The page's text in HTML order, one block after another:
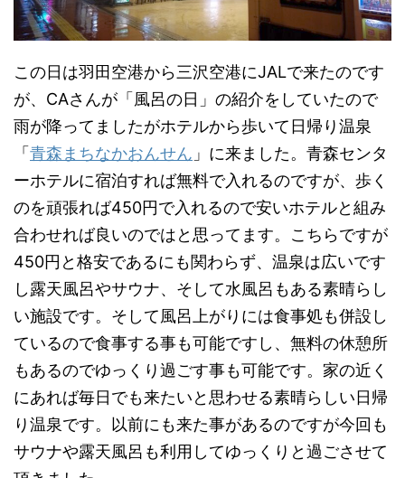
この日は羽田空港から三沢空港にJALで来たのです
が、CAさんが「風呂の日」の紹介をしていたので
雨が降ってましたがホテルから歩いて日帰り温泉
「 青森まちなかおんせん 」に来ました。青森センタ
ーホテルに宿泊すれば無料で入れるのですが、歩く
のを頑張れば450円で入れるので安いホテルと組み
合わせれば良いのではと思ってます。こちらですが
450円と格安であるにも関わらず、温泉は広いです
し露天風呂やサウナ、そして水風呂もある素晴らし
い施設です。そして風呂上がりには食事処も併設し
ているので食事する事も可能ですし、無料の休憩所
もあるのでゆっくり過ごす事も可能です。家の近く
にあれば毎日でも来たいと思わせる素晴らしい日帰
り温泉です。以前にも来た事があるのですが今回も
サウナや露天風呂も利用してゆっくりと過ごさせて